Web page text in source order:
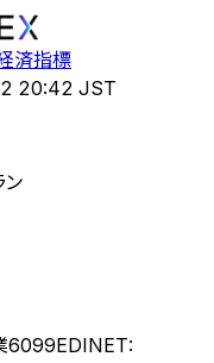
済指標
20:42 JST
6099EDINET: